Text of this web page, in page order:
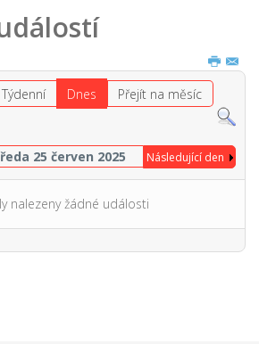
Týdenní Dnes Přejít na měsíc
25 červen 2025 Následující den
nalezeny žádné události